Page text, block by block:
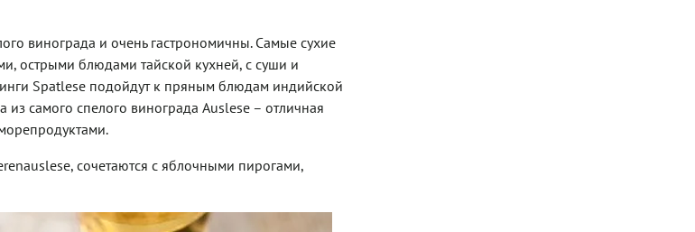
винограда и очень гастрономичны. Самые сухие
острыми блюдами тайской кухней, с суши и
Spatlese подойдут к пряным блюдам индийской
самого спелого винограда Auslese – отличная
сочетаются с яблочными пирогами,